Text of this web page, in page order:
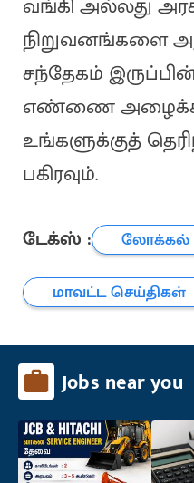
வங்கி அல்லது
நிறுவனங்களை
சந்தேகம் இருப்பின்
எண்ணை
உங்களுக்குத்
பகிரவும்.
டேக்ஸ் :
லோக்கல்
மாவட்ட செய்திகள்
Jobs near you